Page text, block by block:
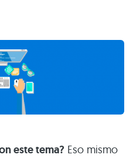
este tema? Eso mismo